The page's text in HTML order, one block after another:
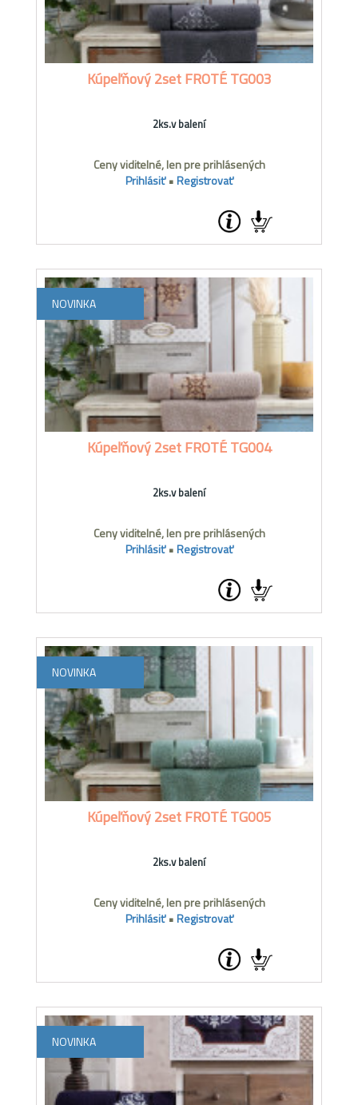
Kúpeľňový 2set FROTÉ TG003
2ks.v balení
Ceny viditelné, len pre prihlásených
Prihlásiť•Registrovať
NOVINKA
Kúpeľňový 2set FROTÉ TG004
2ks.v balení
Ceny viditelné, len pre prihlásených
Prihlásiť•Registrovať
NOVINKA
Kúpeľňový 2set FROTÉ TG005
2ks.v balení
Ceny viditelné, len pre prihlásených
Prihlásiť•Registrovať
NOVINKA